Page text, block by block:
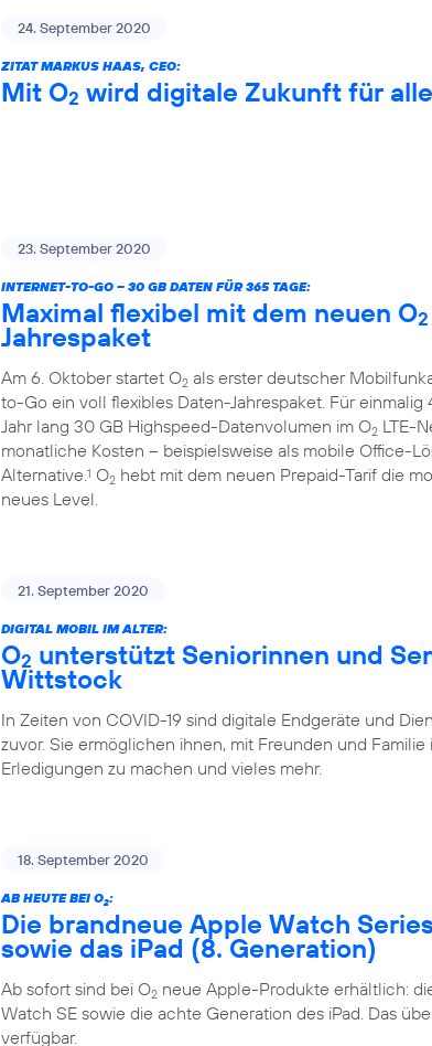
24. September 2020
ZITAT MARKUS HAAS, CEO:
Mit O2 wird digitale Zukunft für
23. September 2020
INTERNET-TO-GO – 30 GB DATEN FÜR 365 TAGE:
Maximal flexibel mit dem neuen O2
Jahrespaket
Am 6. Oktober startet O2 als erster deutscher
to-Go ein voll flexibles Daten-Jahrespaket. Für einmalig
Jahr lang 30 GB Highspeed-Datenvolumen im O2 LTE-
monatliche Kosten – beispielsweise als mobile Office-
Alternative.1 O2 hebt mit dem neuen Prepaid-Tarif die
neues Level.
21. September 2020
DIGITAL MOBIL IM ALTER:
O2 unterstützt Seniorinnen und
Wittstock
In Zeiten von COVID-19 sind digitale Endgeräte und
zuvor. Sie ermöglichen ihnen, mit Freunden und
Erledigungen zu machen und vieles mehr.
18. September 2020
AB HEUTE BEI O2:
Die brandneue Apple Watch
sowie das iPad (8. Generation)
Ab sofort sind bei O2 neue Apple-Produkte erhältlich:
Watch SE sowie die achte Generation des iPad. Das
verfügbar.